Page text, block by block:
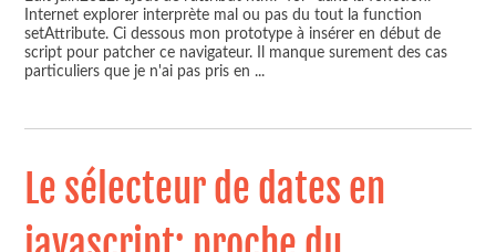
Internet explorer interprète mal ou pas du tout la function
setAttribute. Ci dessous mon prototype à insérer en début de
script pour patcher ce navigateur. Il manque surement des cas
particuliers que je n'ai pas pris en ...
Le sélecteur de dates en